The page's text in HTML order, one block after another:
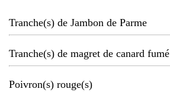
Tranche(s) de Jambon de Parme
Tranche(s) de magret de canard fumé
Poivron(s) rouge(s)